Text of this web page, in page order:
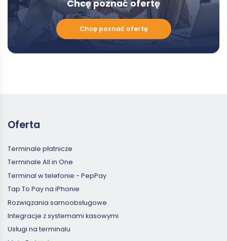
Chcę poznać ofertę
Chcę
Chcę poznać ofertę
Oferta
Terminale płatnicze
Terminale All in One
Terminal w telefonie - PepPay
Tap To Pay na iPhonie
Rozwiązania samoobsługowe
Integracje z systemami kasowymi
Usługi na terminalu